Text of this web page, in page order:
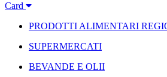
Card
PRODOTTI ALIMENTARI
SUPERMERCATI
BEVANDE E OLII